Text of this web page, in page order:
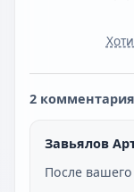
2 комментария
Завьялов
После